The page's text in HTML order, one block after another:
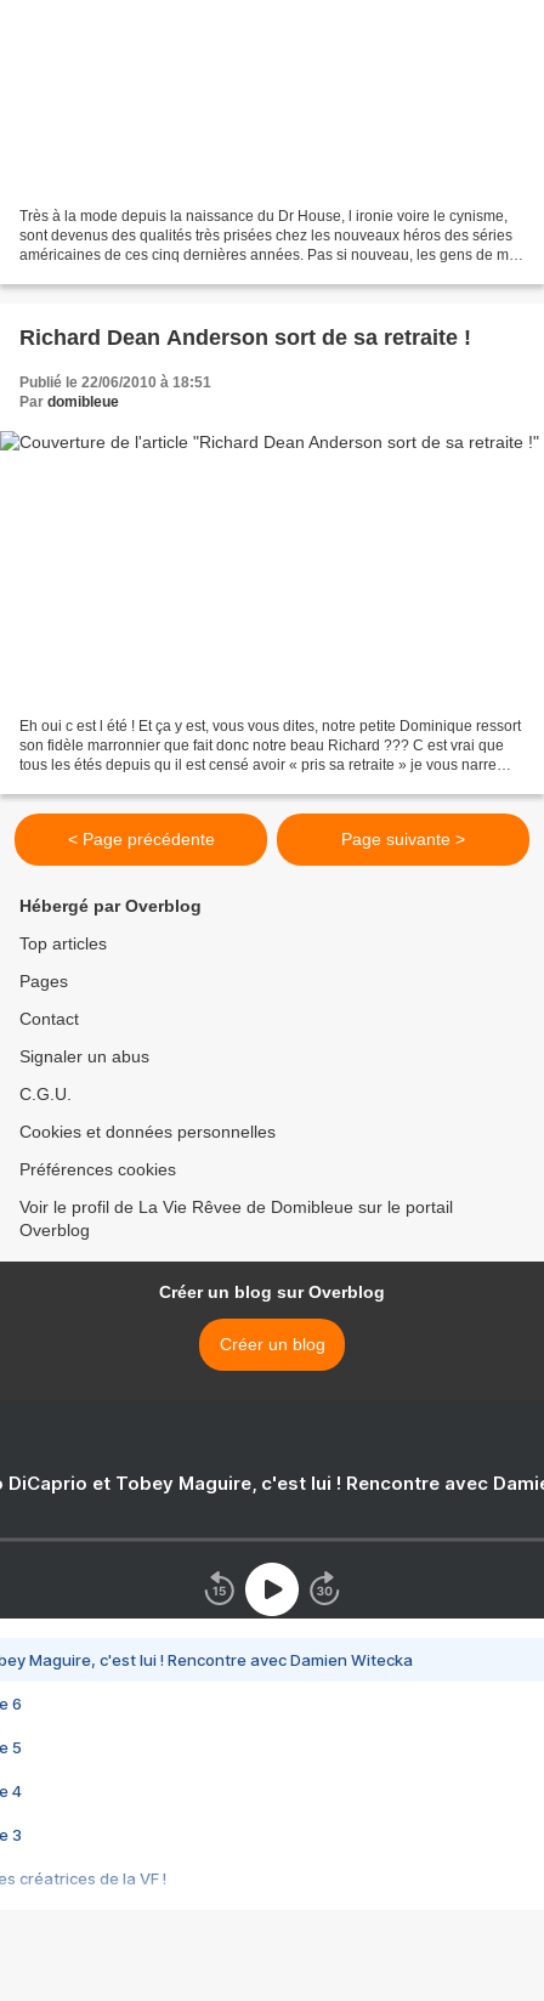
Très à la mode depuis la naissance du Dr House, l ironie voire le cynisme,
sont devenus des qualités très prisées chez les nouveaux héros des séries
américaines de ces cinq dernières années. Pas si nouveau, les gens de ma
Richard Dean Anderson sort de sa retraite !
Publié le 22/06/2010 à 18:51
Par domibleue
Eh oui c est l été ! Et ça y est, vous vous dites, notre petite Dominique ressort
son fidèle marronnier que fait donc notre beau Richard ??? C est vrai que
tous les étés depuis qu il est censé avoir « pris sa retraite » je vous narre
< Page précédente Page suivante >
Hébergé par Overblog
Top articles
Pages
Contact
Signaler un abus
C.G.U.
Cookies et données personnelles
Préférences cookies
Voir le profil de La Vie Rêvee de Domibleue sur le portail
Overblog
Créer un blog sur Overblog
Créer un blog
DiCaprio et Tobey Maguire, c'est lui ! Rencontre avec
Maguire, c'est lui ! Rencontre avec Damien Witecka
6
5
4
3
créatrices de la VF !